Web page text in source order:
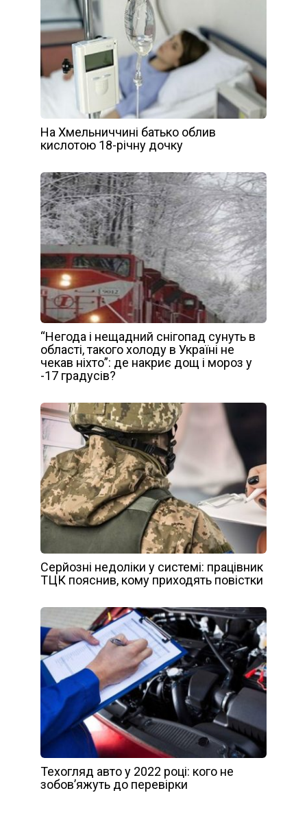
На Хмельниччині батько облив
кислотою 18-річну дочку
“Негода і нещадний снігопад сунуть в
області, такого холоду в Україні не
чекав ніхто”: де накриє дощ і мороз у
-17 градусів?
Серйозні недоліки у системі: працівник
ТЦК пояснив, кому приходять повістки
Техогляд авто у 2022 році: кого не
зобов’яжуть до перевірки